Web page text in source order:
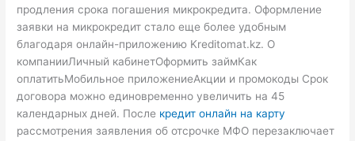
продления срока погашения микрокредита. Оформление
заявки на микрокредит стало еще более удобным
благодаря онлайн-приложению Kreditomat.kz. О
компанииЛичный кабинетОформить займКак
оплатитьМобильное приложениеАкции и промокоды Срок
договора можно единовременно увеличить на 45
календарных дней. После кредит онлайн на карту
рассмотрения заявления об отсрочке МФО перезаключает